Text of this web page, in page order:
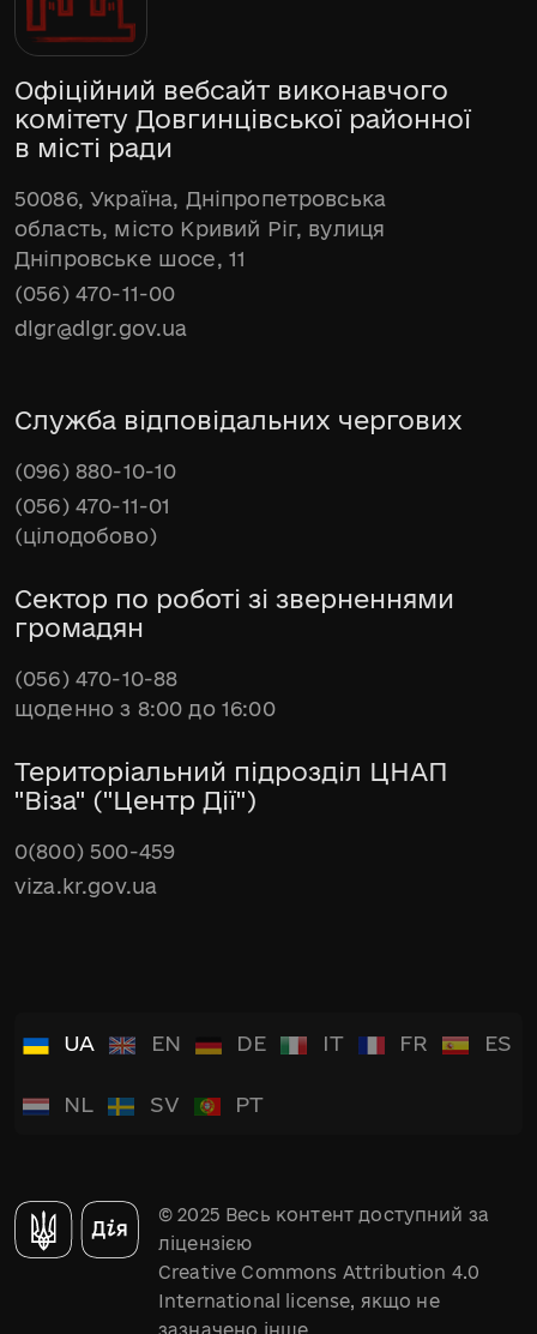
Офіційний вебсайт виконавчого
комітету Довгинцівської районної
в місті ради
50086, Україна, Дніпропетровська
область, місто Кривий Ріг, вулиця
Дніпровське шосе, 11
(056) 470-11-00
dlgr@dlgr.gov.ua
Служба відповідальних чергових
(096) 880-10-10
(056) 470-11-01
(цілодобово)
Сектор по роботі зі зверненнями
громадян
(056) 470-10-88
щоденно з 8:00 до 16:00
Територіальний підрозділ ЦНАП
"Віза" ("Центр Дії")
0(800) 500-459
viza.kr.gov.ua
UA EN DE IT FR ES
NL SV PT
© 2025 Весь контент доступний за
ліцензією
Creative Commons Attribution 4.0
International license, якщо не
зазначено інше